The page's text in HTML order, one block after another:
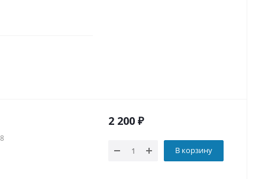
2 200 ₽
В корзину